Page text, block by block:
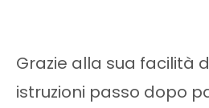
Grazie alla sua facilità
istruzioni passo dopo